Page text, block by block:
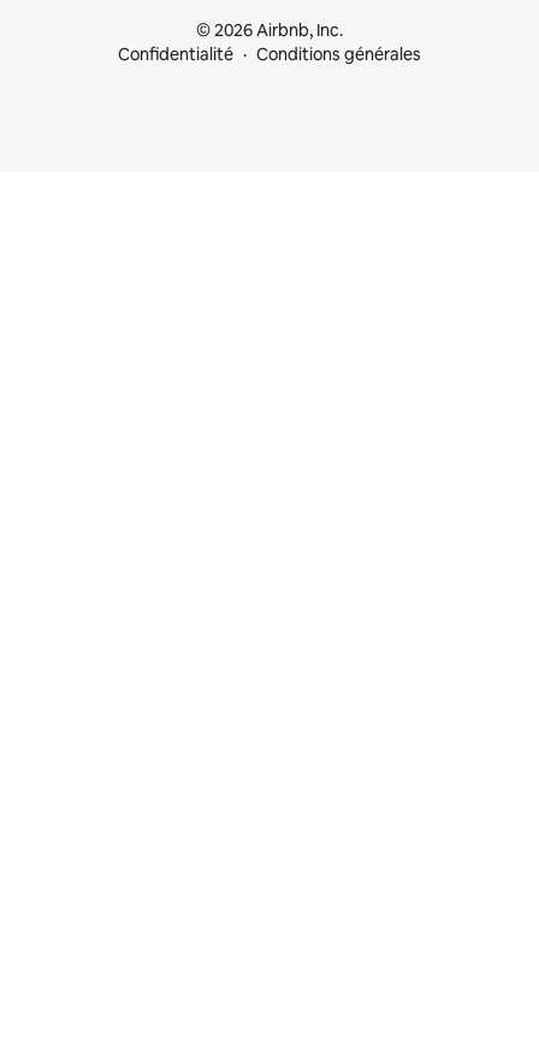
© 2026 Airbnb, Inc.
Confidentialité
Conditions générales